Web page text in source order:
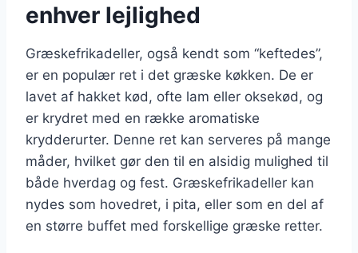
enhver lejlighed
Græskefrikadeller, også kendt som “keftedes”,
er en populær ret i det græske køkken. De er
lavet af hakket kød, ofte lam eller oksekød, og
er krydret med en række aromatiske
krydderurter. Denne ret kan serveres på mange
måder, hvilket gør den til en alsidig mulighed til
både hverdag og fest. Græskefrikadeller kan
nydes som hovedret, i pita, eller som en del af
en større buffet med forskellige græske retter.